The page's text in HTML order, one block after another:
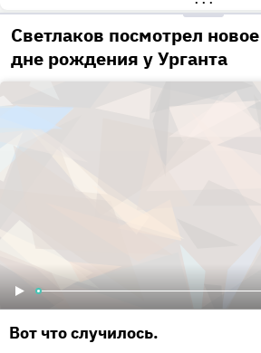
•••
Светлаков посмотрел
дне рождения у Урганта
Вот что случилось.